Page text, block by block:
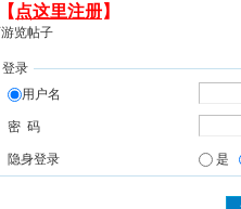
【 点这里注册】
览帖子
登录
用户名
密 码
隐身登录 是